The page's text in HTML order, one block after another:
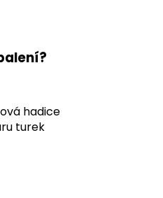
hadice
turek